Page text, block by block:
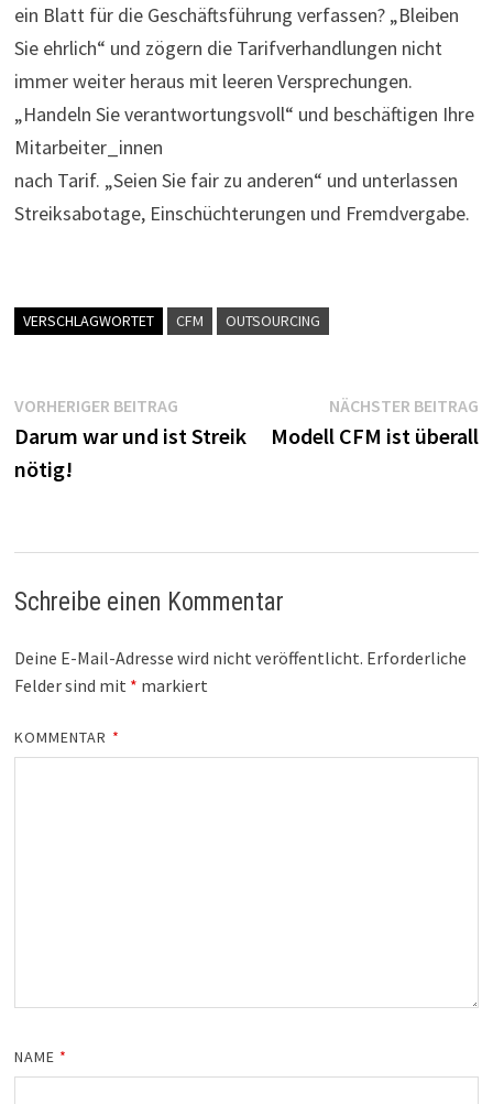
ein Blatt für die Geschäftsführung verfassen? „Bleiben
Sie ehrlich“ und zögern die Tarifverhandlungen nicht
immer weiter heraus mit leeren Versprechungen.
„Handeln Sie verantwortungsvoll“ und beschäftigen Ihre
Mitarbeiter_innen
nach Tarif. „Seien Sie fair zu anderen“ und unterlassen
Streiksabotage, Einschüchterungen und Fremdvergabe.
VERSCHLAGWORTET CFM OUTSOURCING
Beitragsnavigation
VORHERIGER BEITRAGVorheriger
Beitrag:
Darum war und ist Streik
nötig!
NÄCHSTER BEITRAG
Modell CFM ist überall
Schreibe einen Kommentar
Deine E-Mail-Adresse wird nicht veröffentlicht. Erforderliche
Felder sind mit * markiert
KOMMENTAR *
NAME *